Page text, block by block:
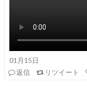
01月15日
返信
リツイート